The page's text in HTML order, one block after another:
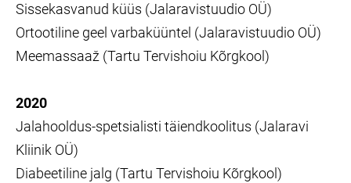
Sissekasvanud küüs (Jalaravistuudio OÜ)
Ortootiline geel varbaküüntel (Jalaravistuudio OÜ)
Meemassaaž (Tartu Tervishoiu Kõrgkool)
2020
Jalahooldus-spetsialisti täiendkoolitus (Jalaravi
Kliinik OÜ)
Diabeetiline jalg (Tartu Tervishoiu Kõrgkool)